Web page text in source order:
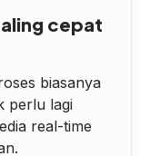
cepat
biasanya
perlu lagi
real-time